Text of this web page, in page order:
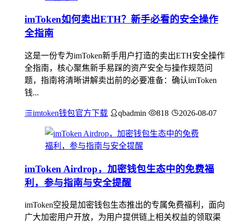
imToken如何卖出ETH？新手必看的安全操作
全指南
这是一份专为imToken新手用户打造的卖出ETH安全操作
全指南，核心聚焦新手易踩的资产安全与操作规范问
题，指南将清晰讲解卖出前的必要准备：确认imToken
钱...
imtoken钱包官方下载 qbadmin 818 2026-08-07
imToken Airdrop，加密钱包生态中的免费福
利，参与指南与安全提醒
imToken空投是加密钱包生态推出的专属免费福利，面向
广大加密用户开放，为用户提供链上相关权益的领取渠